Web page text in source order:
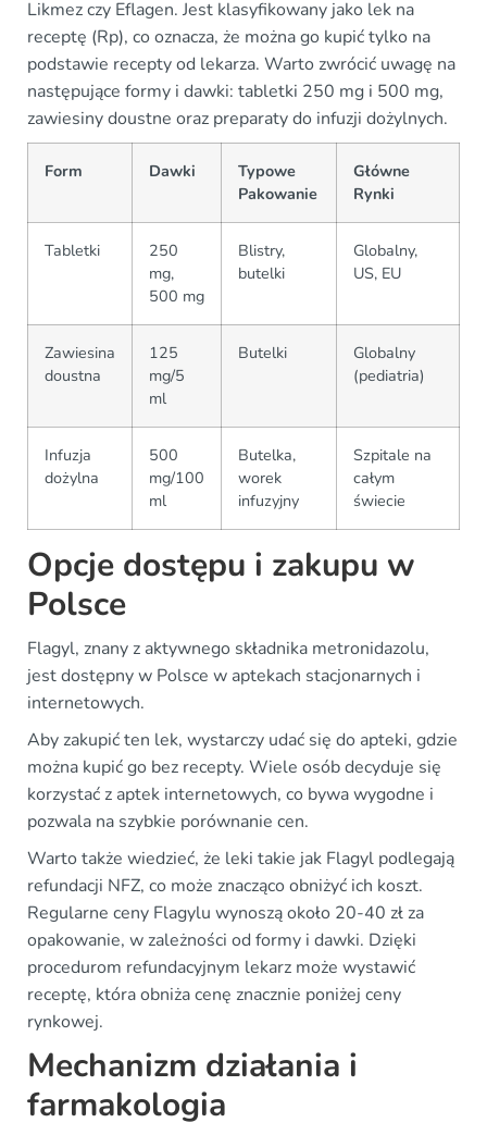
Likmez czy Eflagen. Jest klasyfikowany jako lek na
receptę (Rp), co oznacza, że można go kupić tylko na
podstawie recepty od lekarza. Warto zwrócić uwagę na
następujące formy i dawki: tabletki 250 mg i 500 mg,
zawiesiny doustne oraz preparaty do infuzji dożylnych.
Form Dawki
Typowe
Pakowanie
Główne
Rynki
Tabletki
250
mg,
500 mg
Blistry,
butelki
Globalny,
US, EU
Zawiesina
doustna
125
mg/5
ml
Butelki
Globalny
(pediatria)
Infuzja
dożylna
500
mg/100
ml
Butelka,
worek
infuzyjny
Szpitale na
całym
świecie
Opcje dostępu i zakupu w
Polsce
Flagyl, znany z aktywnego składnika metronidazolu,
jest dostępny w Polsce w aptekach stacjonarnych i
internetowych.
Aby zakupić ten lek, wystarczy udać się do apteki, gdzie
można kupić go bez recepty. Wiele osób decyduje się
korzystać z aptek internetowych, co bywa wygodne i
pozwala na szybkie porównanie cen.
Warto także wiedzieć, że leki takie jak Flagyl podlegają
refundacji NFZ, co może znacząco obniżyć ich koszt.
Regularne ceny Flagylu wynoszą około 20-40 zł za
opakowanie, w zależności od formy i dawki. Dzięki
procedurom refundacyjnym lekarz może wystawić
receptę, która obniża cenę znacznie poniżej ceny
rynkowej.
Mechanizm działania i
farmakologia